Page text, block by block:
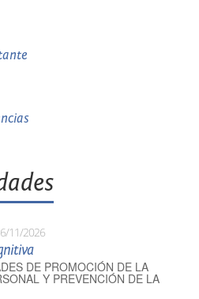
11/2026
DE PROMOCIÓN DE LA
Y PREVENCIÓN DE LA